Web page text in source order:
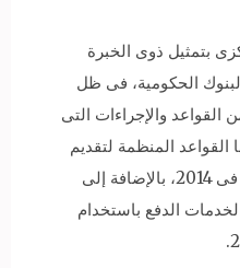
بتمثيل ذوى الخبرة
الحكومية، فى ظل
القواعد والإجراءات التى
القواعد المنظمة لتقديم
الخدمات المصرفية عبر الإنترنت فى 2014، بالإضافة إلى
لخدمات الدفع باستخدام